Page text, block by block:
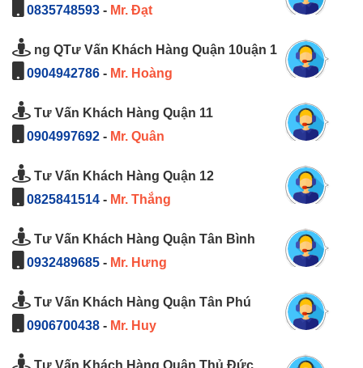
0835748593 - Mr. Đạt
ng QTư Vấn Khách Hàng Quận 10uận 1
0904942786 - Mr. Hoàng
Tư Vấn Khách Hàng Quận 11
0904997692 - Mr. Quân
Tư Vấn Khách Hàng Quận 12
0825841514 - Mr. Thắng
Tư Vấn Khách Hàng Quận Tân Bình
0932489685 - Mr. Hưng
Tư Vấn Khách Hàng Quận Tân Phú
0906700438 - Mr. Huy